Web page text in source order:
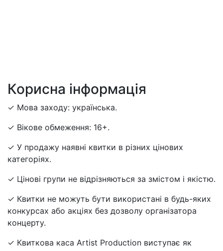
Корисна інформація
✓ Мова заходу: українська.
✓ Вікове обмеження: 16+.
✓ У продажу наявні квитки в різних цінових
категоріях.
✓ Цінові групи не відрізняються за змістом і якістю.
✓ Квитки не можуть бути використані в будь-яких
конкурсах або акціях без дозволу організатора
концерту.
✓ Квиткова каса Artist Production виступає як